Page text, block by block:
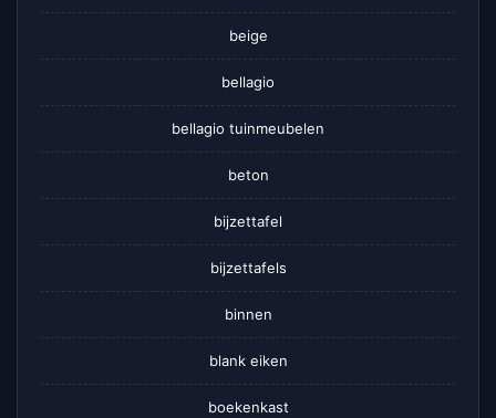
beige
bellagio
bellagio tuinmeubelen
beton
bijzettafel
bijzettafels
binnen
blank eiken
boekenkast